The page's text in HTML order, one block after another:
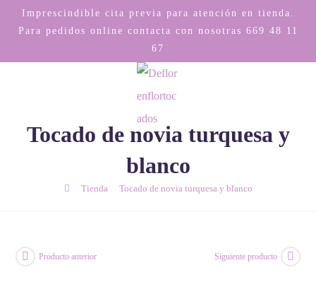
Imprescindible cita previa para atención en tienda.
Para pedidos online contacta con nosotras 669 48 11
67
Tocado de novia turquesa y
blanco
Tienda Tocado de novia turquesa y blanco
Producto anterior Siguiente producto